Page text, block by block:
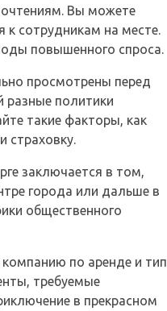
Вы можете
к сотрудникам на месте.
повышенного спроса.
просмотрены перед
разные политики
такие факторы, как
страховку.
заключается в том,
города или дальше в
общественного
по аренде и тип
требуемые
в прекрасном